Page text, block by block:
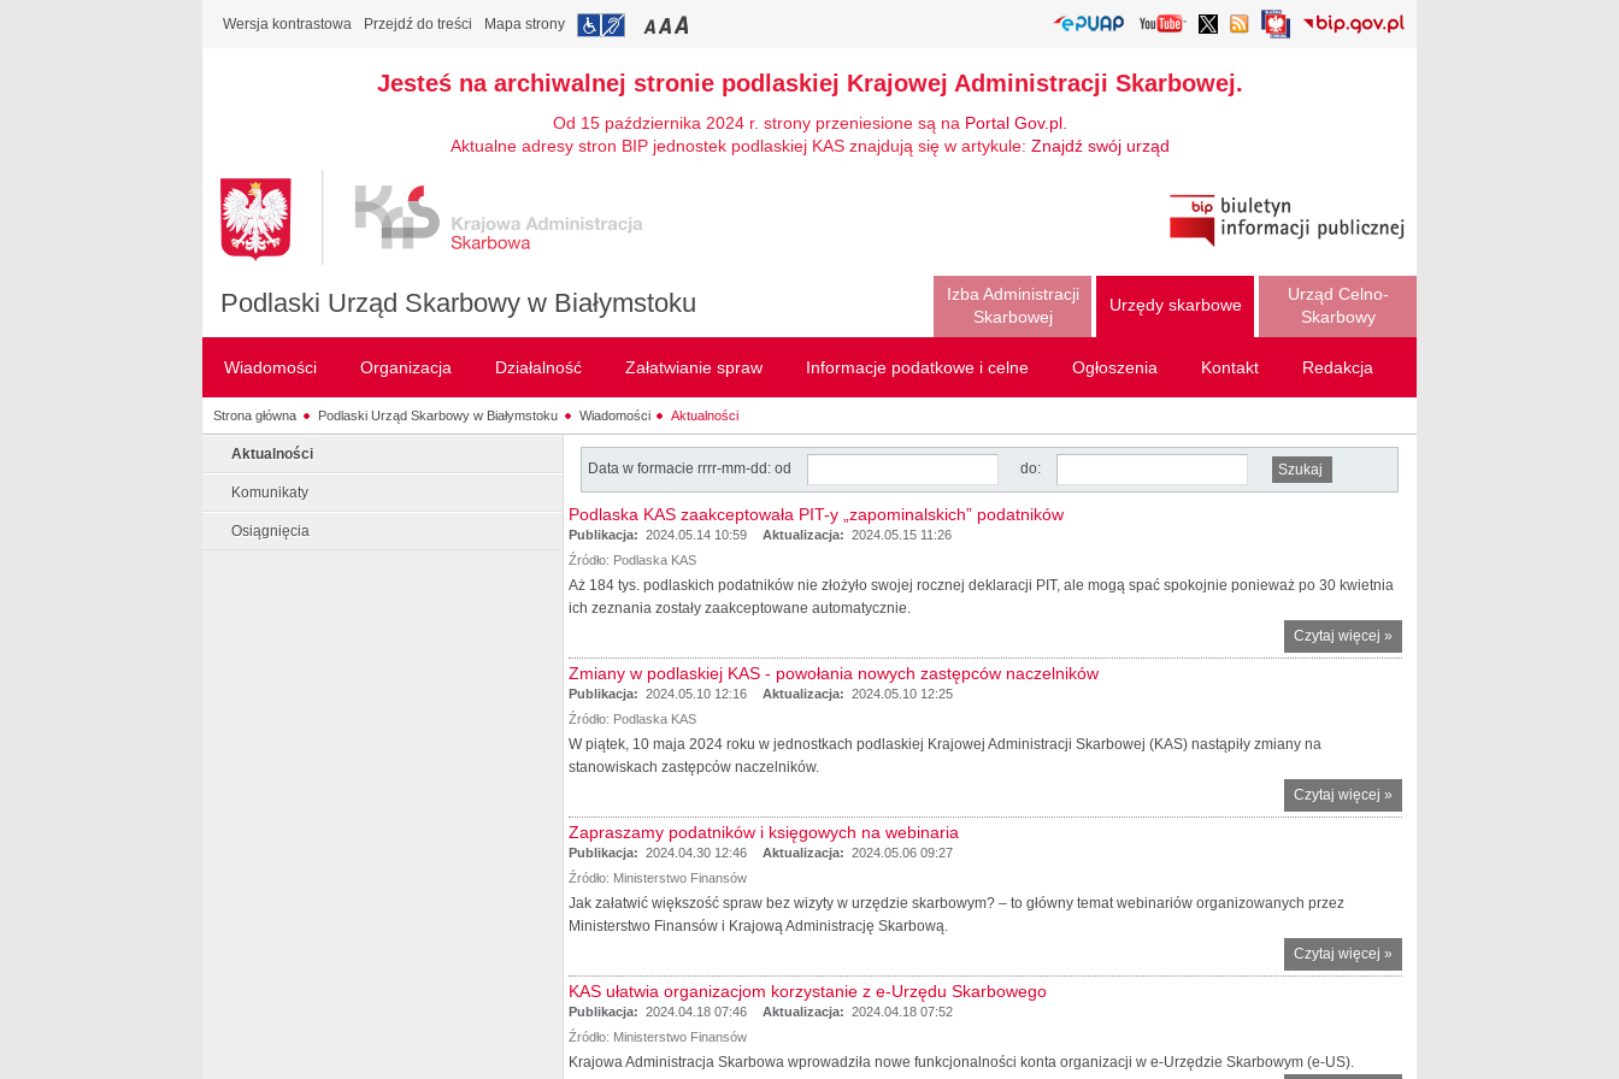
Wersja kontrastowa Przejdź do treści Mapa strony
Jesteś na archiwalnej stronie podlaskiej Krajowej Administracji Skarbowej.
Od 15 października 2024 r. strony przeniesione są na Portal Gov.pl.
Aktualne adresy stron BIP jednostek podlaskiej KAS znajdują się w artykule: Znajdź swój urząd
Podlaski Urząd Skarbowy w Białymstoku
Izba Administracji
Skarbowej
Urzędy skarbowe
Urząd Celno-
Skarbowy
Wiadomości Organizacja Działalność Załatwianie spraw Informacje podatkowe i celne Ogłoszenia Kontakt Redakcja
Strona główna Podlaski Urząd Skarbowy w Białymstoku Wiadomości Aktualności
Aktualności
Komunikaty
Osiągnięcia
Data w formacie rrrr-mm-dd: od do:
Podlaska KAS zaakceptowała PIT-y „zapominalskich” podatników
Publikacja: 2024.05.14 10:59 Aktualizacja: 2024.05.15 11:26
Źródło: Podlaska KAS
Aż 184 tys. podlaskich podatników nie złożyło swojej rocznej deklaracji PIT, ale mogą spać spokojnie ponieważ po 30 kwietnia
ich zeznania zostały zaakceptowane automatycznie.
Czytaj więcej o Podlaska KAS
zaakceptowała
»
Zmiany w podlaskiej KAS - powołania nowych zastępców naczelników
Publikacja: 2024.05.10 12:16 Aktualizacja: 2024.05.10 12:25
Źródło: Podlaska KAS
W piątek, 10 maja 2024 roku w jednostkach podlaskiej Krajowej Administracji Skarbowej (KAS) nastąpiły zmiany na
stanowiskach zastępców naczelników.
Czytaj więcej o Zmiany w
podlaskiej
»
Zapraszamy podatników i księgowych na webinaria
Publikacja: 2024.04.30 12:46 Aktualizacja: 2024.05.06 09:27
Źródło: Ministerstwo Finansów
Jak załatwić większość spraw bez wizyty w urzędzie skarbowym? – to główny temat webinariów organizowanych przez
Ministerstwo Finansów i Krajową Administrację Skarbową.
Czytaj więcej o
Zapraszamy
»
KAS ułatwia organizacjom korzystanie z e-Urzędu Skarbowego
Publikacja: 2024.04.18 07:46 Aktualizacja: 2024.04.18 07:52
Źródło: Ministerstwo Finansów
Krajowa Administracja Skarbowa wprowadziła nowe funkcjonalności konta organizacji w e-Urzędzie Skarbowym (e-US).